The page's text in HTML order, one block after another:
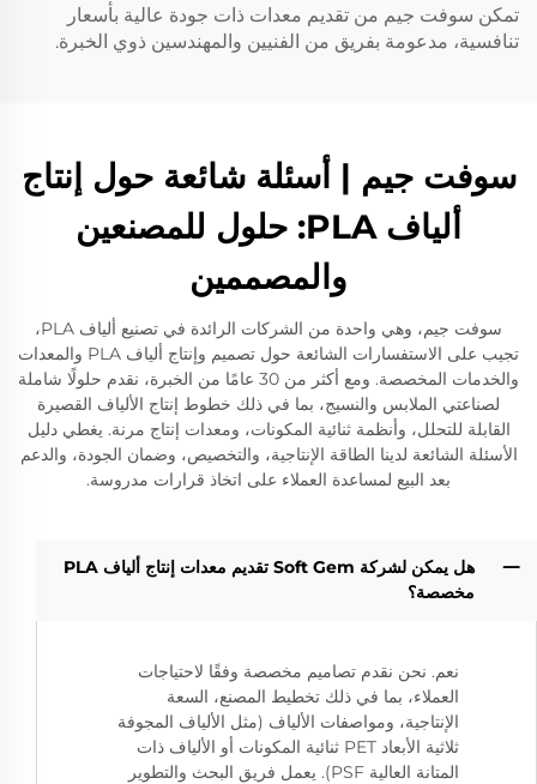
تمكن سوفت جيم من تقديم معدات ذات جودة عالية بأسعار
تنافسية، مدعومة بفريق من الفنيين والمهندسين ذوي الخبرة.
سوفت جيم | أسئلة شائعة حول إنتاج
ألياف PLA: حلول للمصنعين
والمصممين
سوفت جيم، وهي واحدة من الشركات الرائدة في تصنيع ألياف PLA،
تجيب على الاستفسارات الشائعة حول تصميم وإنتاج ألياف PLA والمعدات
والخدمات المخصصة. ومع أكثر من 30 عامًا من الخبرة، نقدم حلولًا شاملة
لصناعتي الملابس والنسيج، بما في ذلك خطوط إنتاج الألياف القصيرة
القابلة للتحلل، وأنظمة ثنائية المكونات، ومعدات إنتاج مرنة. يغطي دليل
الأسئلة الشائعة لدينا الطاقة الإنتاجية، والتخصيص، وضمان الجودة، والدعم
بعد البيع لمساعدة العملاء على اتخاذ قرارات مدروسة.
هل يمكن لشركة Soft Gem تقديم معدات إنتاج ألياف PLA
مخصصة؟
نعم. نحن نقدم تصاميم مخصصة وفقًا لاحتياجات
العملاء، بما في ذلك تخطيط المصنع، السعة
الإنتاجية، ومواصفات الألياف (مثل الألياف المجوفة
ثلاثية الأبعاد PET ثنائية المكونات أو الألياف ذات
المتانة العالية PSF). يعمل فريق البحث والتطوير